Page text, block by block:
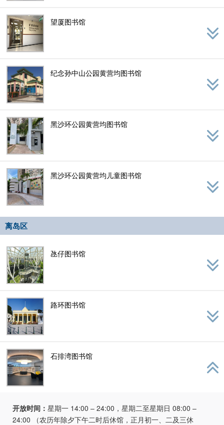
望厦图书馆
纪念孙中山公园黄营均图书馆
黑沙环公园黄营均图书馆
黑沙环公园黄营均儿童图书馆
离岛区
氹仔图书馆
路环图书馆
石排湾图书馆
开放时间： 星期一 14:00 – 24:00，星期二至星期日 08:00 –
24:00 （农历年除夕下午二时后休馆，正月初一、二及三休